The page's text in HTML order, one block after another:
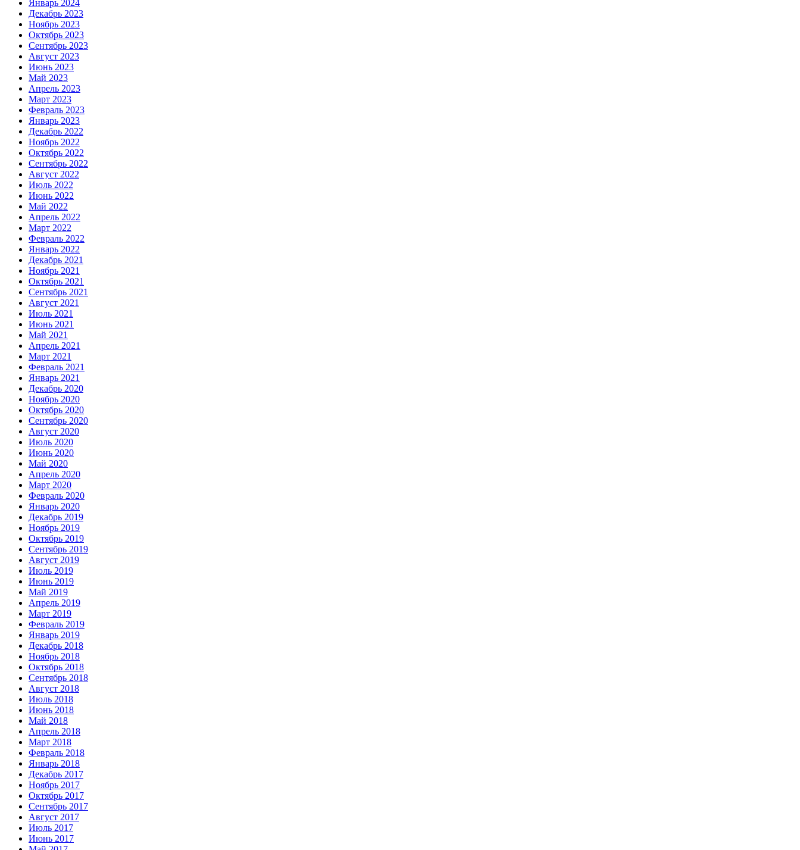
Январь 2024
Декабрь 2023
Ноябрь 2023
Октябрь 2023
Сентябрь 2023
Август 2023
Июнь 2023
Май 2023
Апрель 2023
Март 2023
Февраль 2023
Январь 2023
Декабрь 2022
Ноябрь 2022
Октябрь 2022
Сентябрь 2022
Август 2022
Июль 2022
Июнь 2022
Май 2022
Апрель 2022
Март 2022
Февраль 2022
Январь 2022
Декабрь 2021
Ноябрь 2021
Октябрь 2021
Сентябрь 2021
Август 2021
Июль 2021
Июнь 2021
Май 2021
Апрель 2021
Март 2021
Февраль 2021
Январь 2021
Декабрь 2020
Ноябрь 2020
Октябрь 2020
Сентябрь 2020
Август 2020
Июль 2020
Июнь 2020
Май 2020
Апрель 2020
Март 2020
Февраль 2020
Январь 2020
Декабрь 2019
Ноябрь 2019
Октябрь 2019
Сентябрь 2019
Август 2019
Июль 2019
Июнь 2019
Май 2019
Апрель 2019
Март 2019
Февраль 2019
Январь 2019
Декабрь 2018
Ноябрь 2018
Октябрь 2018
Сентябрь 2018
Август 2018
Июль 2018
Июнь 2018
Май 2018
Апрель 2018
Март 2018
Февраль 2018
Январь 2018
Декабрь 2017
Ноябрь 2017
Октябрь 2017
Сентябрь 2017
Август 2017
Июль 2017
Июнь 2017